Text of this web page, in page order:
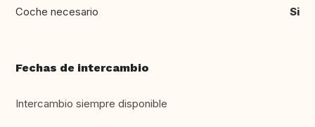
Coche necesario Si
Fechas de intercambio
Intercambio siempre disponible